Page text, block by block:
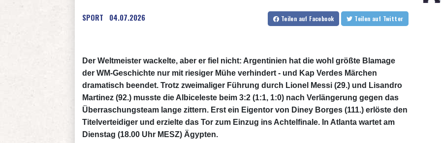
SPORT 04.07.2026 Teilen auf Facebook Teilen auf Twitter
Der Weltmeister wackelte, aber er fiel nicht: Argentinien hat die wohl größte Blamage
der WM-Geschichte nur mit riesiger Mühe verhindert - und Kap Verdes Märchen
dramatisch beendet. Trotz zweimaliger Führung durch Lionel Messi (29.) und Lisandro
Martinez (92.) musste die Albiceleste beim 3:2 (1:1, 1:0) nach Verlängerung gegen das
Überraschungsteam lange zittern. Erst ein Eigentor von Diney Borges (111.) erlöste den
Titelverteidiger und erzielte das Tor zum Einzug ins Achtelfinale. In Atlanta wartet am
Dienstag (18.00 Uhr MESZ) Ägypten.